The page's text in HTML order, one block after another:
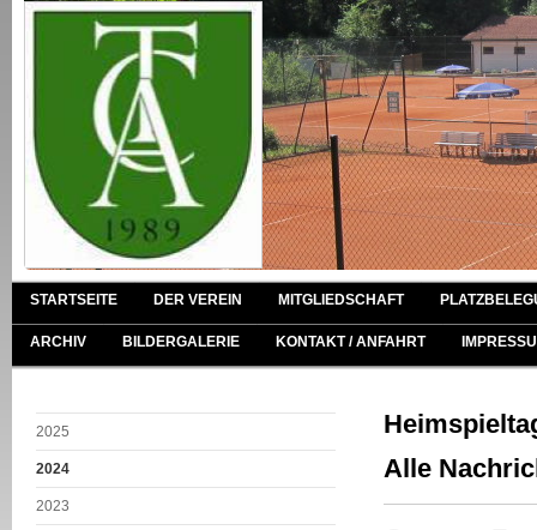
STARTSEITE DER VEREIN MITGLIEDSCHAFT
ARCHIV BILDERGALERIE KONTAKT / ANFAHRT
2025
2024
2023
Alle